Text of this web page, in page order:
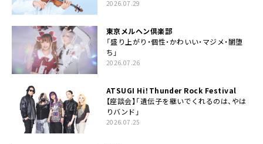
2026.07.29
東京メルヘン倶楽部
「盛り上がり・個性・かわいい・マジメ・闇堕
ち」
2026.07.26
ATSUGI Hi！Thunder Rock Festival
【座談会】「遺伝子を継いでくれるのは、やは
りバンド」
2026.07.25